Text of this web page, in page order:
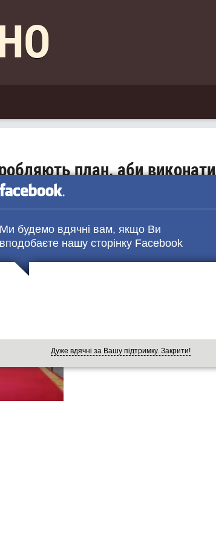
Ми будемо вдячні вам, якщо Ви
вподобаєте нашу сторінку Facebook
Дуже вдячні за Вашу підтримку. Закрити!
план, аби виконати